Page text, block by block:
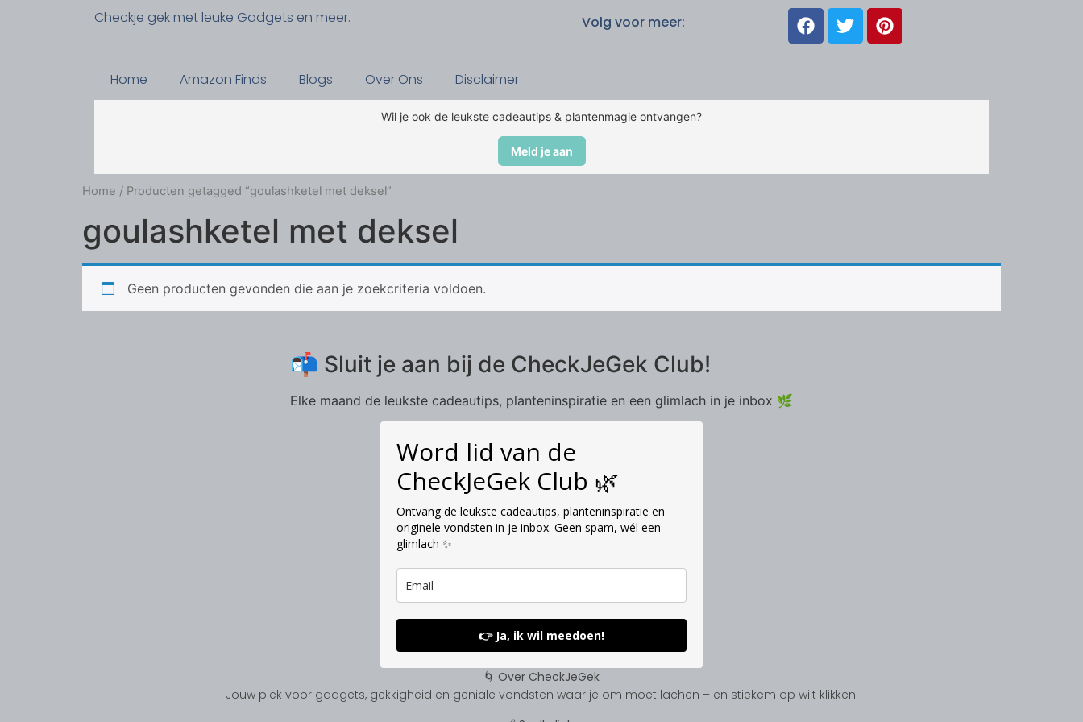
Checkje gek met leuke Gadgets en meer. Volg voor meer:
Home Amazon Finds Blogs Over Ons Disclaimer
Wil je ook de leukste cadeautips & plantenmagie ontvangen?
Meld je aan
Home / Producten getagged “goulashketel met deksel”
goulashketel met deksel
Geen producten gevonden die aan je zoekcriteria voldoen.
📬 Sluit je aan bij de CheckJeGek Club!
Elke maand de leukste cadeautips, planteninspiratie en een glimlach in je inbox 🌿
Word lid van de
CheckJeGek Club 🌿
Ontvang de leukste cadeautips, planteninspiratie en
originele vondsten in je inbox. Geen spam, wél een
glimlach ✨
👉 Ja, ik wil meedoen!
🌀 Over CheckJeGek
Jouw plek voor gadgets, gekkigheid en geniale vondsten waar je om moet lachen – en stiekem op wilt klikken.